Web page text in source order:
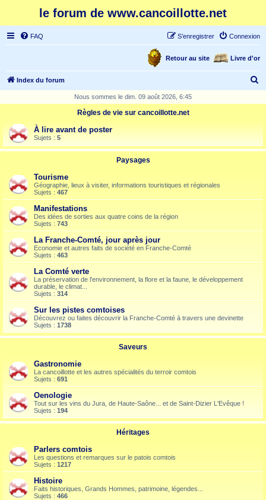
le forum de www.cancoillotte.net
FAQ Connexion
S’enregistrer
Livre d'or
Retour au site
Index du forum
r
Nous sommes le dim. 09 août 2026, 6:45
Règles de vie sur cancoillotte.net
À lire avant de poster
Sujets : 5
Paysages
Tourisme
Géographie, lieux à visiter, informations touristiques et régionales
Sujets : 467
Manifestations
Des idées de sorties aux quatre coins de la région
Sujets : 743
La Franche-Comté, jour après jour
Economie et autres faits de société en Franche-Comté
Sujets : 463
La Comté verte
La préservation de l'environnement, la flore et la faune, le développement
durable, le climat...
Sujets : 314
Sur les pistes comtoises
Découvrez ou faites découvrir la Franche-Comté à travers une devinette
Sujets : 1738
Saveurs
Gastronomie
La cancoillotte et les autres spécialités du terroir comtois
Sujets : 691
Oenologie
Tout sur les vins du Jura, de Haute-Saône... et de Saint-Dizier L'Evêque !
Sujets : 194
Héritages
Parlers comtois
Les questions et remarques sur le patois comtois
Sujets : 1217
Histoire
Faits historiques, Grands Hommes, patrimoine, légendes...
Sujets : 466